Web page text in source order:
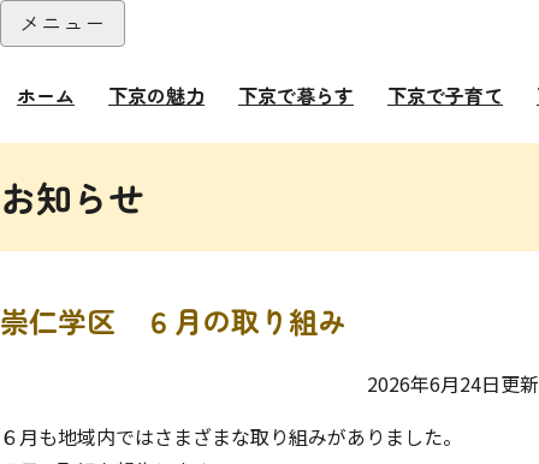
本文へ
メニュー
ホーム 下京の魅力 下京で暮らす 下京で子育て
お知らせ
崇仁学区 ６月の取り組み
2026年6月24日更新
６月も地域内ではさまざまな取り組みがありました。